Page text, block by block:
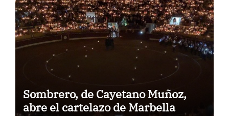
Sombrero, de Cayetano Muñoz,
abre el cartelazo de Marbella